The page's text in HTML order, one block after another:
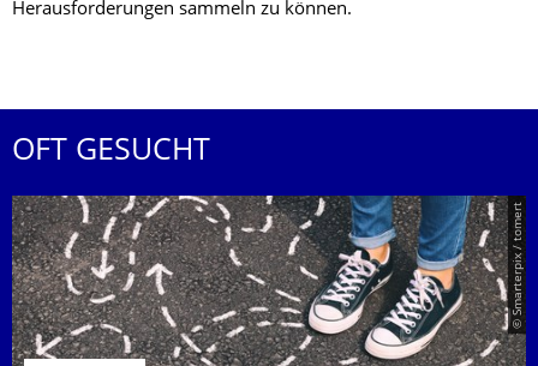
Herausforderungen sammeln zu können.
OFT GESUCHT
© Smarterpix / tomert